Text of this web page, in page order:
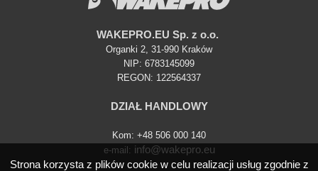
WAKEPRO.EU Sp. z o.o.
Organki 2, 31-990 Kraków
NIP: 6783145099
REGON: 122564337
DZIAŁ HANDLOWY
Kom: +48 506 000 140
e-mail: info@wakepro.eu
Strona korzysta z plików cookie w celu realizacji usług zgodnie z